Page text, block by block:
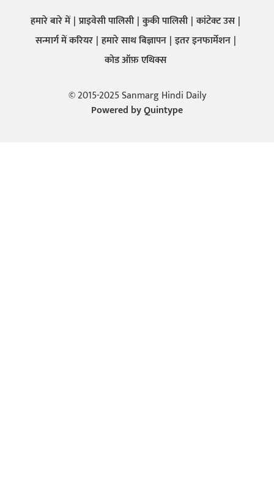
हमारे बारे में प्राइवेसी पालिसी कुकी पालिसी कांटेक्ट उस
सन्मार्ग में करियर हमारे साथ बिज्ञापन इतर इनफार्मेशन
कोड ऑफ़ एथिक्स
© 2015-2025 Sanmarg Hindi Daily
Powered byQuintype